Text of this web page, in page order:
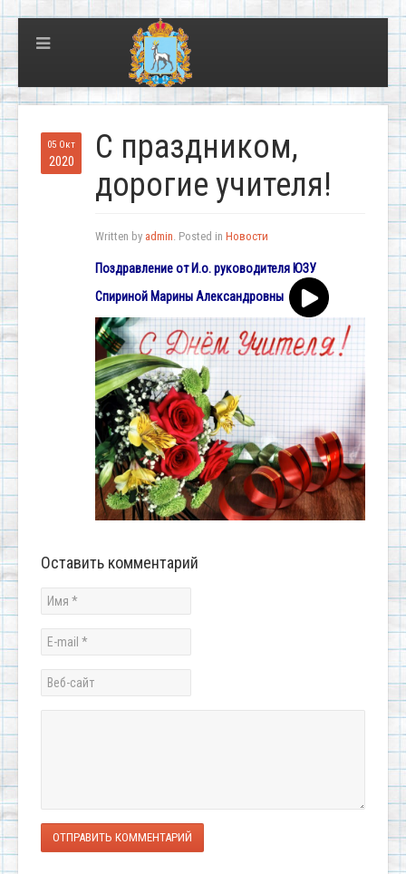
05 Окт
2020
С праздником,
дорогие учителя!
Written by admin. Posted in Новости
Поздравление от И.о. руководителя ЮЗУ
Спириной Марины Александровны
Оставить комментарий
ОТПРАВИТЬ КОММЕНТАРИЙ